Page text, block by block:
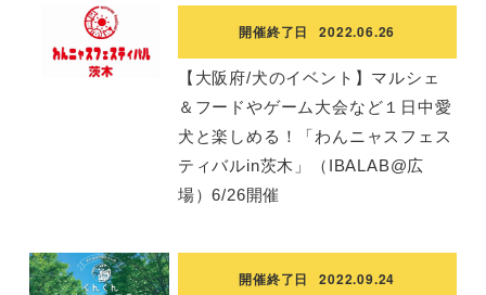
開催終了日 2022.06.26
【大阪府/犬のイベント】マルシェ
＆フードやゲーム大会など１日中愛
犬と楽しめる！「わんニャスフェス
ティバルin茨木」（IBALAB@広
場）6/26開催
開催終了日 2022.09.24